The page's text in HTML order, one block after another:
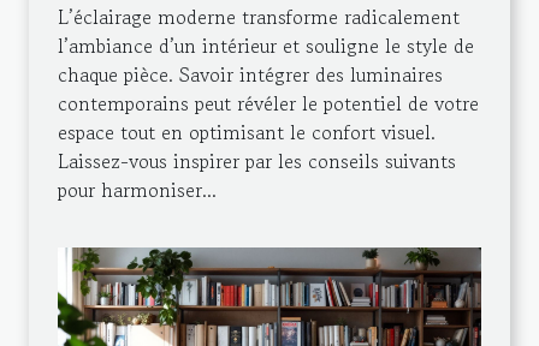
L’éclairage moderne transforme radicalement
l’ambiance d’un intérieur et souligne le style de
chaque pièce. Savoir intégrer des luminaires
contemporains peut révéler le potentiel de votre
espace tout en optimisant le confort visuel.
Laissez-vous inspirer par les conseils suivants
pour harmoniser...